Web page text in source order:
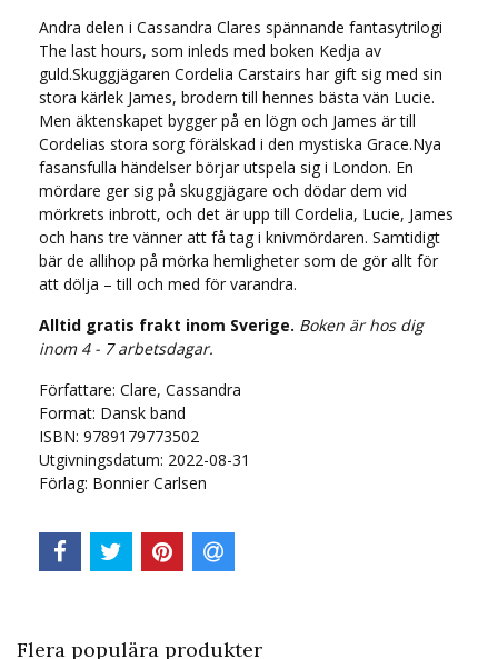
Andra delen i Cassandra Clares spännande fantasytrilogi
The last hours, som inleds med boken Kedja av
guld.Skuggjägaren Cordelia Carstairs har gift sig med sin
stora kärlek James, brodern till hennes bästa vän Lucie.
Men äktenskapet bygger på en lögn och James är till
Cordelias stora sorg förälskad i den mystiska Grace.Nya
fasansfulla händelser börjar utspela sig i London. En
mördare ger sig på skuggjägare och dödar dem vid
mörkrets inbrott, och det är upp till Cordelia, Lucie, James
och hans tre vänner att få tag i knivmördaren. Samtidigt
bär de allihop på mörka hemligheter som de gör allt för
att dölja – till och med för varandra.
Alltid gratis frakt inom Sverige. Boken är hos dig
inom 4 - 7 arbetsdagar.
Författare: Clare, Cassandra
Format: Dansk band
ISBN: 9789179773502
Utgivningsdatum: 2022-08-31
Förlag: Bonnier Carlsen
Flera populära produkter